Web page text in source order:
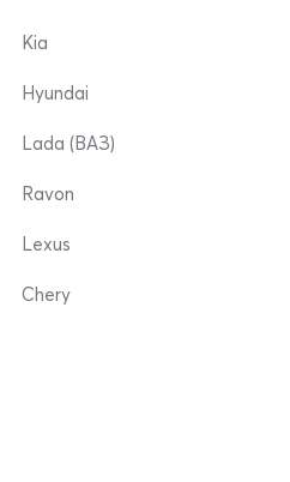
Kia
Hyundai
Lada (ВАЗ)
Ravon
Lexus
Chery